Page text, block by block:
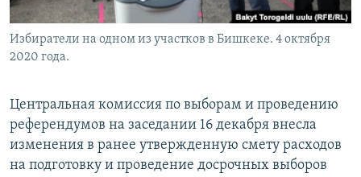
Избиратели на одном из участков в Бишкеке. 4 октября
2020 года.
Центральная комиссия по выборам и проведению
референдумов на заседании 16 декабря внесла
изменения в ранее утвержденную смету расходов
на подготовку и проведение досрочных выборов